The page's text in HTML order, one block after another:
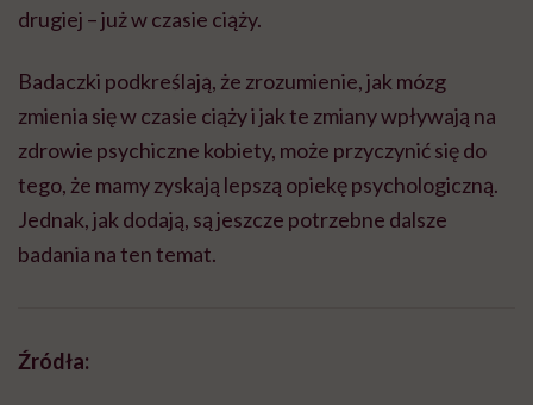
drugiej – już w czasie ciąży.
Badaczki podkreślają, że zrozumienie, jak mózg
zmienia się w czasie ciąży i jak te zmiany wpływają na
zdrowie psychiczne kobiety, może przyczynić się do
tego, że mamy zyskają lepszą opiekę psychologiczną.
Jednak, jak dodają, są jeszcze potrzebne dalsze
badania na ten temat.
Źródła: